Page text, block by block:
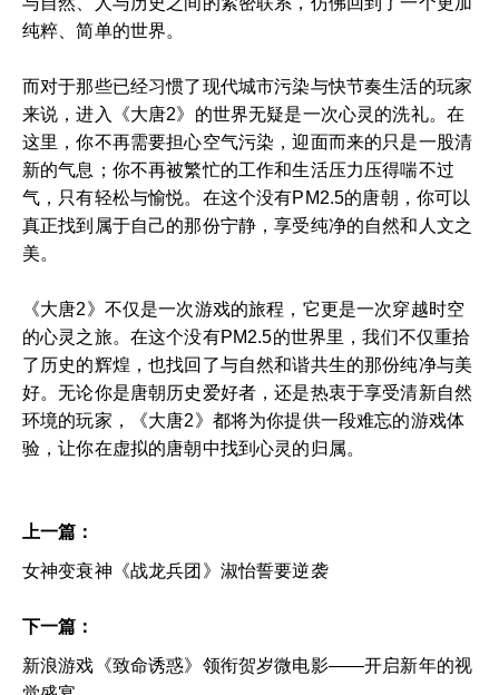
纯粹、简单的世界。
而对于那些已经习惯了现代城市污染与快节奏生活的玩家
来说，进入《大唐2》的世界无疑是一次心灵的洗礼。在
这里，你不再需要担心空气污染，迎面而来的只是一股清
新的气息；你不再被繁忙的工作和生活压力压得喘不过
气，只有轻松与愉悦。在这个没有PM2.5的唐朝，你可以
真正找到属于自己的那份宁静，享受纯净的自然和人文之
美。
《大唐2》不仅是一次游戏的旅程，它更是一次穿越时空
的心灵之旅。在这个没有PM2.5的世界里，我们不仅重拾
了历史的辉煌，也找回了与自然和谐共生的那份纯净与美
好。无论你是唐朝历史爱好者，还是热衷于享受清新自然
环境的玩家，《大唐2》都将为你提供一段难忘的游戏体
验，让你在虚拟的唐朝中找到心灵的归属。
上一篇：
女神变衰神《战龙兵团》淑怡誓要逆袭
下一篇：
新浪游戏《致命诱惑》领衔贺岁微电影——开启新年的视